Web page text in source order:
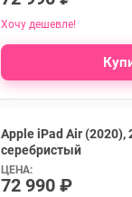
Хочу дешевле!
Apple iPad Air (2020),
серебристый
ЦЕНА:
72 990 ₽